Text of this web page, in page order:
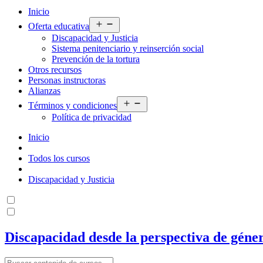
Inicio
Oferta educativa
menú
Discapacidad y Justicia
Sistema penitenciario y reinserción social
Prevención de la tortura
Otros recursos
Personas instructoras
Alianzas
Términos y condiciones
menú
Política de privacidad
Inicio
Todos los cursos
Discapacidad y Justicia
Discapacidad desde la perspectiva de